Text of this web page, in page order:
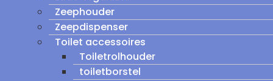
Zeephouder
Zeepdispenser
Toilet accessoires
Toiletrolhouder
toiletborstel